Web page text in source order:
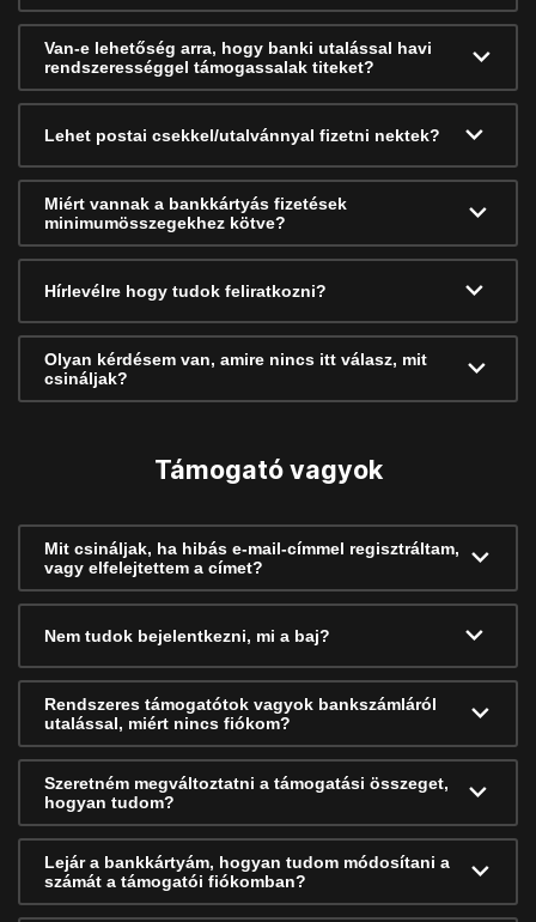
Van-e lehetőség arra, hogy banki utalással havi
rendszerességgel támogassalak titeket?
Lehet postai csekkel/utalvánnyal fizetni nektek?
Miért vannak a bankkártyás fizetések
minimumösszegekhez kötve?
Hírlevélre hogy tudok feliratkozni?
Olyan kérdésem van, amire nincs itt válasz, mit
csináljak?
Támogató vagyok
Mit csináljak, ha hibás e-mail-címmel regisztráltam,
vagy elfelejtettem a címet?
Nem tudok bejelentkezni, mi a baj?
Rendszeres támogatótok vagyok bankszámláról
utalással, miért nincs fiókom?
Szeretném megváltoztatni a támogatási összeget,
hogyan tudom?
Lejár a bankkártyám, hogyan tudom módosítani a
számát a támogatói fiókomban?